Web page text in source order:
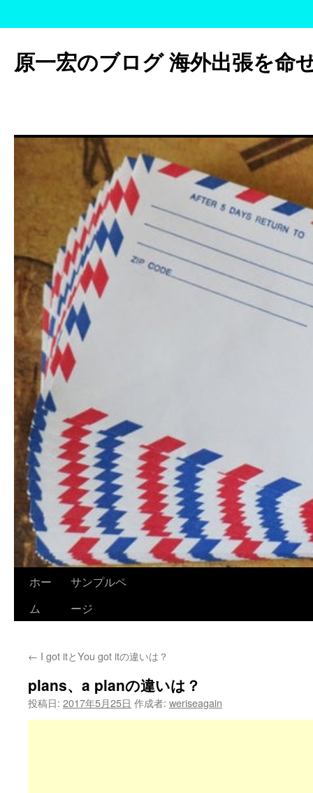
テ
ン
ッ
原一宏のブログ 海外出張を命
ホー
ム
サンプルペ
ージ
← I got itとYou got itの違いは？
plans、a planの違いは？
投稿日: 2017年5月25日 作成者: weriseagain